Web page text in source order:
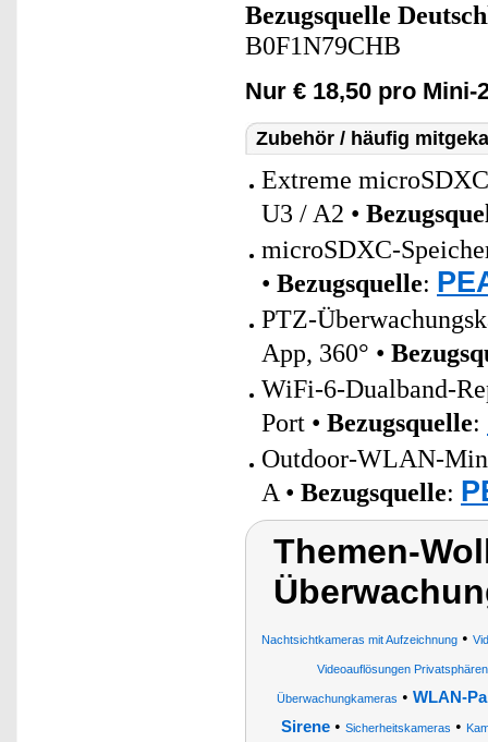
Bezugsquelle
B0F1N79CHB
Nur € 18,50 pro Mini-
Zubehör / häufig
Extreme
U3 / A2 •
microSDXC-
• Bezugsquelle:
PTZ-
App, 360° •
WiFi-6-Dualband-
Port • Bezugsquelle:
Outdoor-WLAN-
A • Bezugsquelle:
Themen-
Nachtsichtkameras mit Aufzeichnung •
Videoauflösungen
Überwachungkameras • WLAN-
Sirene• Sicherheitskameras •